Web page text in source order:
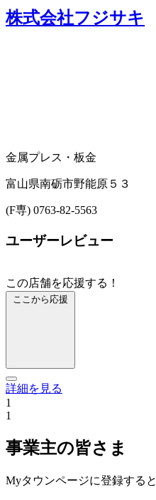
株式会社フジサキ
金属プレス・板金
富山県南砺市野能原５３
(F専) 0763-82-5563
ユーザーレビュー
この店舗を応援する！
ここから応援
詳細を見る
1
1
事業主の皆さま
Myタウンページに登録すると